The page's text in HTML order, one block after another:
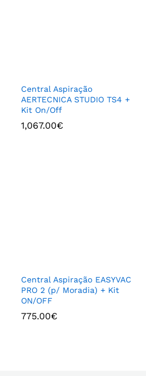
Central Aspiração
AERTECNICA STUDIO TS4 +
Kit On/Off
1,067.00€
Central Aspiração EASYVAC
PRO 2 (p/ Moradia) + Kit
ON/OFF
775.00€